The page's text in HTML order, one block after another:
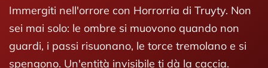
Immergiti nell'orrore con Horrorria di Truyty. Non
sei mai solo: le ombre si muovono quando non
guardi, i passi risuonano, le torce tremolano e si
spengono. Un'entità invisibile ti dà la caccia.